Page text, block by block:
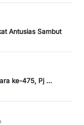
Antusias Sambut
ke-475, Pj ...